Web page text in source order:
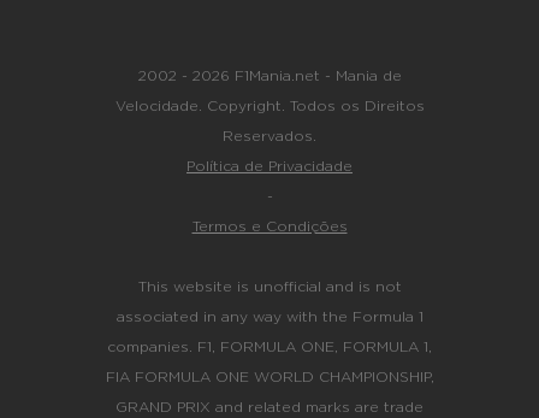
2002 - 2026 F1Mania.net - Mania de
Velocidade. Copyright. Todos os Direitos
Reservados.
Política de Privacidade
-
Termos e Condições
This website is unofficial and is not
associated in any way with the Formula 1
companies. F1, FORMULA ONE, FORMULA 1,
FIA FORMULA ONE WORLD CHAMPIONSHIP,
GRAND PRIX and related marks are trade